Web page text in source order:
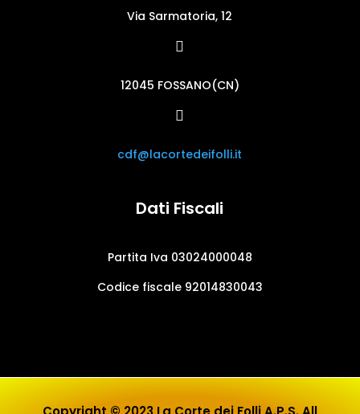
Via Sarmatoria, 12

12045 FOSSANO(CN)

cdf@lacortedeifolli.it
Dati Fiscali
Partita Iva 03024000048
Codice fiscale 92014830043